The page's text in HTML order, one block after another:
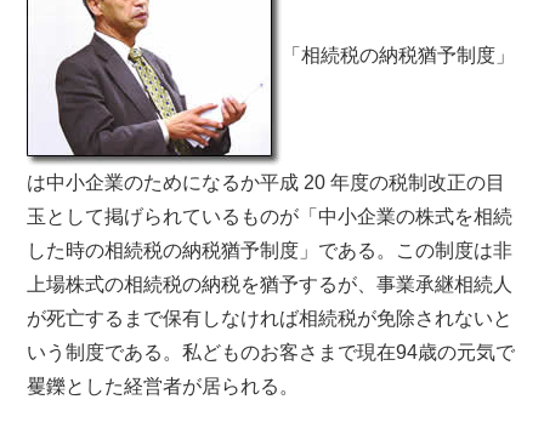
「相続税の納税猶予制度」
は中小企業のためになるか平成 20 年度の税制改正の目
玉として掲げられているものが「中小企業の株式を相続
した時の相続税の納税猶予制度」である。この制度は非
上場株式の相続税の納税を猶予するが、事業承継相続人
が死亡するまで保有しなければ相続税が免除されないと
いう制度である。私どものお客さまで現在94歳の元気で
矍鑠とした経営者が居られる。